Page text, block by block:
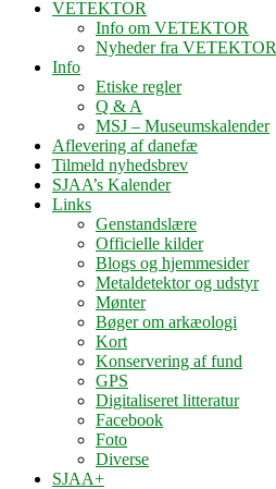
VETEKTOR
Info om VETEKTOR
Nyheder fra VETEKTOR
Info
Etiske regler
Q & A
MSJ – Museumskalender
Aflevering af danefæ
Tilmeld nyhedsbrev
SJAA’s Kalender
Links
Genstandslære
Officielle kilder
Blogs og hjemmesider
Metaldetektor og udstyr
Mønter
Bøger om arkæologi
Kort
Konservering af fund
GPS
Digitaliseret litteratur
Facebook
Foto
Diverse
SJAA+